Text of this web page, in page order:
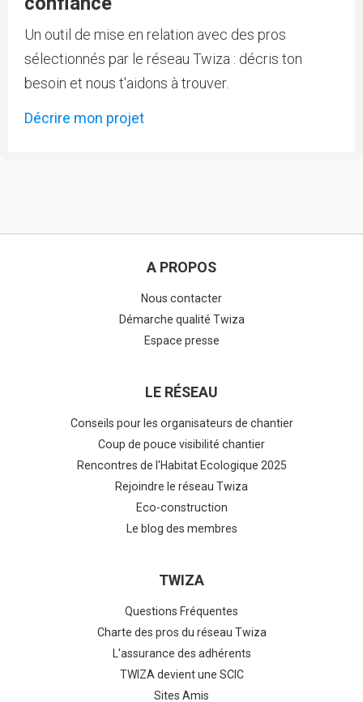
Un outil de mise en relation avec des pros
sélectionnés par le réseau Twiza : décris ton
besoin et nous t'aidons à trouver.
Décrire mon projet
A PROPOS
Nous contacter
Démarche qualité Twiza
Espace presse
LE RÉSEAU
Conseils pour les organisateurs de chantier
Coup de pouce visibilité chantier
Rencontres de l'Habitat Ecologique 2025
Rejoindre le réseau Twiza
Eco-construction
Le blog des membres
TWIZA
Questions Fréquentes
Charte des pros du réseau Twiza
L'assurance des adhérents
TWIZA devient une SCIC
Sites Amis